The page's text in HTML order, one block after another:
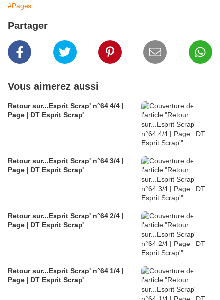
#Pages
Partager
Vous aimerez aussi
Retour sur...Esprit Scrap' n°64 4/4 |
Page | DT Esprit Scrap'
Retour sur...Esprit Scrap' n°64 3/4 |
Page | DT Esprit Scrap'
Retour sur...Esprit Scrap' n°64 2/4 |
Page | DT Esprit Scrap'
Retour sur...Esprit Scrap' n°64 1/4 |
Page | DT Esprit Scrap'